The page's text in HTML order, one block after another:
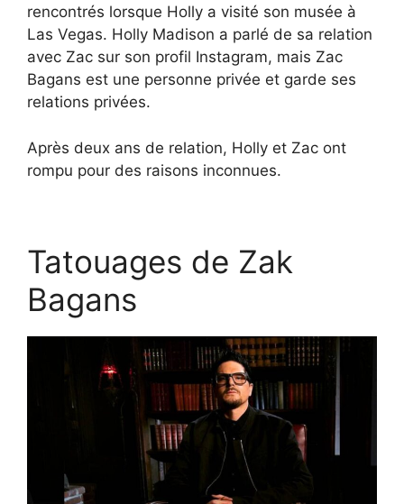
rencontrés lorsque Holly a visité son musée à
Las Vegas. Holly Madison a parlé de sa relation
avec Zac sur son profil Instagram, mais Zac
Bagans est une personne privée et garde ses
relations privées.
Après deux ans de relation, Holly et Zac ont
rompu pour des raisons inconnues.
Tatouages de Zak
Bagans